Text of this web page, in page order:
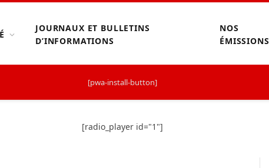
JOURNAUX ET BULLETINS
D’INFORMATIONS
NOS
ÉMISSIONS
[pwa-install-button]
[radio_player id="1"]